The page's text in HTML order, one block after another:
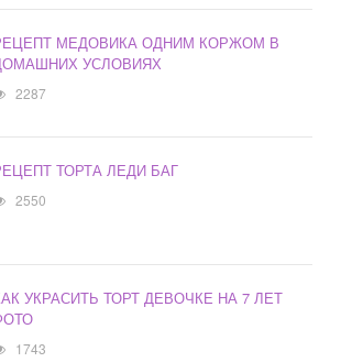
МЕДОВИКА ОДНИМ КОРЖОМ В
УСЛОВИЯХ
2287
ТОРТА ЛЕДИ БАГ
2550
УКРАСИТЬ ТОРТ ДЕВОЧКЕ НА 7 ЛЕТ
1743